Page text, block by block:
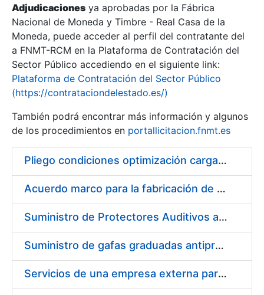
Erakutsi/Ezkutatu
Erakutsi/Ezkutatu
Erakutsi/Ezkutatu
Adjudicaciones ya aprobadas por la Fábrica
Nacional de Moneda y Timbre - Real Casa de la
Moneda, puede acceder al perfil del contratante del
a FNMT-RCM en la Plataforma de Contratación del
Sector Público accediendo en el siguiente link:
Plataforma de Contratación del Sector Público
(https://contrataciondelestado.es/)
También podrá encontrar más información y algunos
de los procedimientos en portallicitacion.fnmt.es
Pliego condiciones optimización cargas compras firmado
Acuerdo marco para la fabricación de piezas
Suministro de Protectores Auditivos a medida para las personas trabajadoras de los Centros de Trabajo de Madrid y Burgos
Suministro de gafas graduadas antiproyecciones para los trabajadores de la FNMT-RCM en los centros de trabajo de Madrid y Burgos
Servicios de una empresa externa para el asesoramiento y resolución de los recursos de alzada que se presentan relacionados con procesos de selección para la FNMT-RCM